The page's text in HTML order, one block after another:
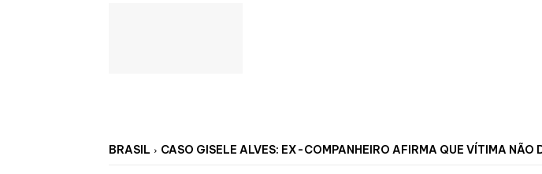
BRASIL CASO GISELE ALVES: EX-COMPANHEIRO AFIRMA QUE VÍTIMA NÃO